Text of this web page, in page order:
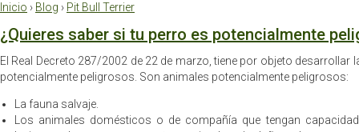
Inicio › Blog › Pit Bull Terrier
¿Quieres saber si tu perro es potencialmente
El Real Decreto 287/2002 de 22 de marzo, tiene por objeto desarrollar
potencialmente peligrosos. Son animales potencialmente peligrosos:
La fauna salvaje.
Los animales domésticos o de compañía que tengan